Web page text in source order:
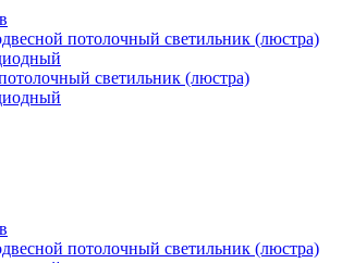
светильник (люстра)